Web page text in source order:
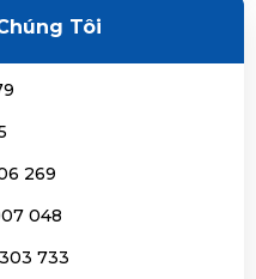
Tôi
269
048
733